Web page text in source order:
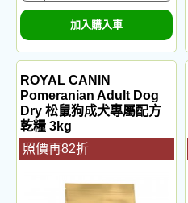
加入購入車
ROYAL CANIN
Pomeranian Adult Dog
Dry 松鼠狗成犬專屬配方
乾糧 3kg
照價再82折